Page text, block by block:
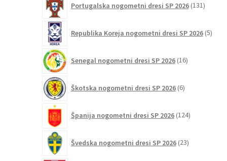
Portugalska nogometni dresi SP 2026 131
Republika Koreja nogometni dresi SP 2026 5
Senegal nogometni dresi SP 2026 16izdelkov
Škotska nogometni dresi SP 2026 6izdelkov
Španija nogometni dresi SP 2026 124izdelkov
Švedska nogometni dresi SP 2026 23izdelkov